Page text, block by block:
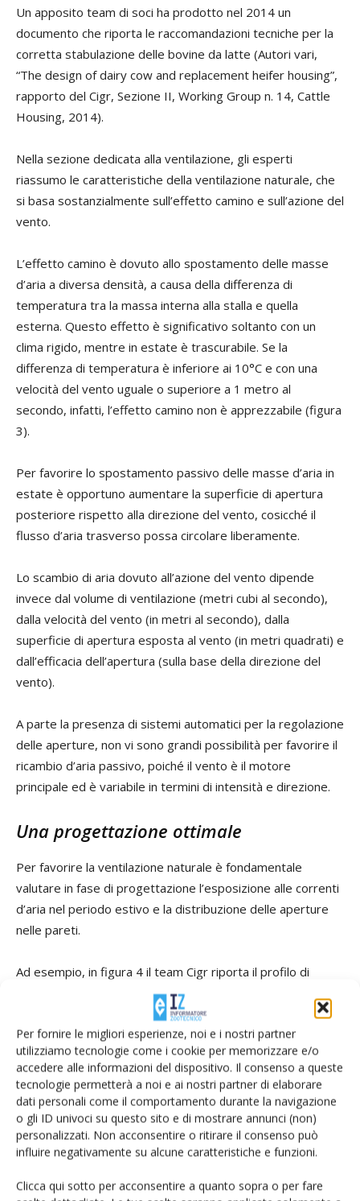
Per fornire le migliori esperienze, noi e i nostri partner
utilizziamo tecnologie come i cookie per memorizzare e/o
accedere alle informazioni del dispositivo. Il consenso a queste
tecnologie permetterà a noi e ai nostri partner di elaborare
dati personali come il comportamento durante la navigazione
o gli ID univoci su questo sito e di mostrare annunci (non)
personalizzati. Non acconsentire o ritirare il consenso può
influire negativamente su alcune caratteristiche e funzioni.
Clicca qui sotto per acconsentire a quanto sopra o per fare
Un apposito team di soci ha prodotto nel 2014 un
documento che riporta le raccomandazioni tecniche per la
corretta stabulazione delle bovine da latte (Autori vari,
“The design of dairy cow and replacement heifer housing”,
rapporto del Cigr, Sezione II, Working Group n. 14, Cattle
Housing, 2014).
Nella sezione dedicata alla ventilazione, gli esperti
riassumo le caratteristiche della ventilazione naturale, che
si basa sostanzialmente sull’effetto camino e sull’azione del
vento.
L’effetto camino è dovuto allo spostamento delle masse
d’aria a diversa densità, a causa della differenza di
temperatura tra la massa interna alla stalla e quella
esterna. Questo effetto è significativo soltanto con un
clima rigido, mentre in estate è trascurabile. Se la
differenza di temperatura è inferiore ai 10°C e con una
velocità del vento uguale o superiore a 1 metro al
secondo, infatti, l’effetto camino non è apprezzabile (figura
3).
Per favorire lo spostamento passivo delle masse d’aria in
estate è opportuno aumentare la superficie di apertura
posteriore rispetto alla direzione del vento, cosicché il
flusso d’aria trasverso possa circolare liberamente.
Lo scambio di aria dovuto all’azione del vento dipende
invece dal volume di ventilazione (metri cubi al secondo),
dalla velocità del vento (in metri al secondo), dalla
superficie di apertura esposta al vento (in metri quadrati) e
dall’efficacia dell’apertura (sulla base della direzione del
vento).
A parte la presenza di sistemi automatici per la regolazione
delle aperture, non vi sono grandi possibilità per favorire il
ricambio d’aria passivo, poiché il vento è il motore
principale ed è variabile in termini di intensità e direzione.
Una progettazione ottimale
Per favorire la ventilazione naturale è fondamentale
valutare in fase di progettazione l’esposizione alle correnti
d’aria nel periodo estivo e la distribuzione delle aperture
nelle pareti.
Ad esempio, in figura 4 il team Cigr riporta il profilo di
Come regola generale, i risultati migliori si ottengono se
l’edificio è orientato con l’asse principale perpendicolare
alla direzione prevalente del vento. La pendenza del tetto
del 25-30% massimizza l’effetto camino.
Se il fronte esposto ha una lunghezza superiore ai 18 metri
è necessario dotare il tetto di aperture aggiuntive (esempi
b, d e g).